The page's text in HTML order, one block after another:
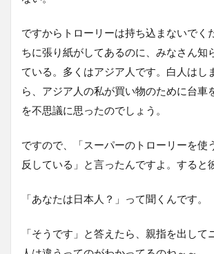
ですからトローリーは持ち込まないでく
ちに張り紙がしてあるのに、みなさん知
ている。多くはアジア人です。白人はし
ら、アジア人の私が買い物のために台車
を不思議に思ったのでしょう。
ですので、「スーパーのトローリーを使
反している」と言ったんですよ。すると
「あなたは日本人？」って聞くんです。
「そうです」と答えたら、親指を出して